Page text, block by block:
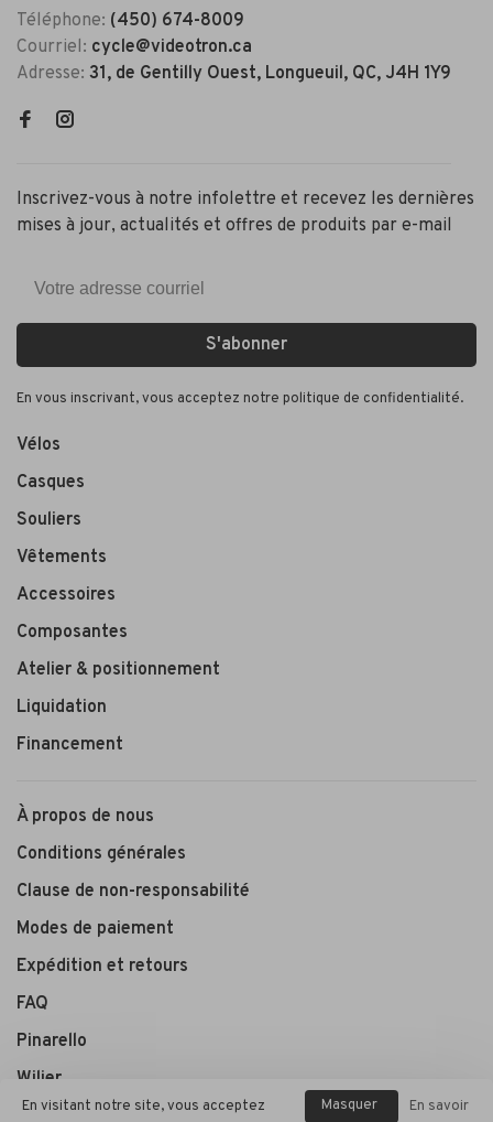
Téléphone: (450) 674-8009
Courriel: cycle@videotron.ca
Adresse: 31, de Gentilly Ouest, Longueuil, QC, J4H 1Y9
Inscrivez-vous à notre infolettre et recevez les dernières
mises à jour, actualités et offres de produits par e-mail
S'abonner
En vous inscrivant, vous acceptez notre politique de confidentialité.
Vélos
Casques
Souliers
Vêtements
Accessoires
Composantes
Atelier & positionnement
Liquidation
Financement
À propos de nous
Conditions générales
Clause de non-responsabilité
Modes de paiement
Expédition et retours
FAQ
Pinarello
Wilier
En visitant notre site, vous acceptez Masquer En savoir